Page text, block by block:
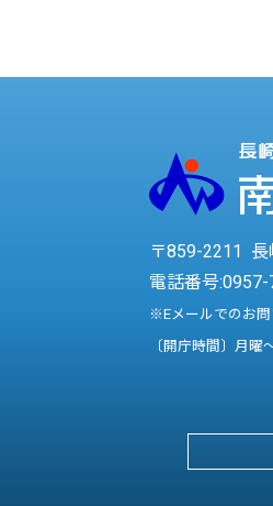
〒859-2211 長
電話番号:0957-
※Eメールでのお問
〔開庁時間〕月